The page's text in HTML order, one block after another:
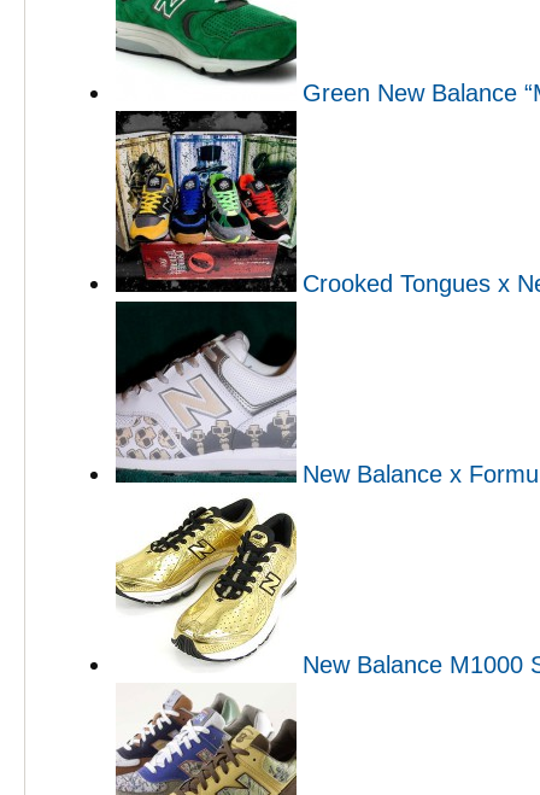
Green New Balance
Crooked Tongues x
New Balance x
New Balance M1000